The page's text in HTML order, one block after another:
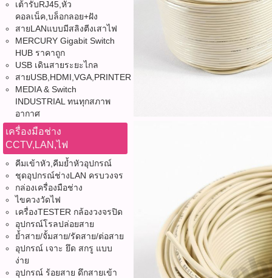
เต้ารับRJ45,หัว
คอลเน็ค,บล็อกลอย+ฝัง
สายLANแบบมีสลิงตีงเสาไฟ
MERCURY Gigabit Switch
HUB ราคาถูก
USB เดินสายระยะไกล
สายUSB,HDMI,VGA,PRINTER
MEDIA & Switch
INDUSTRIAL ทนทุกสภาพ
อากาศ
เครื่องมือช่าง
CCTV,LAN,ไฟ
คีมเข้าหัว,คีมย้ำหัวอุปกรณ์
ชุดอุปกรณ์ช่างLAN ครบวงจร
กล่องเครื่องมือช่าง
ไขควงวัดไฟ
เครื่องTESTER กล้องวงจรปิด
อุปกรณ์โรลปล่อยสาย
ย้ำสาย/จั้มสาย/รัดสาย/ต่อสาย
อุปกรณ์ เจาะ ยึด สกรู แบบ
ง่าย
อุปกรณ์ ร้อยสาย ดึกสายเข้า